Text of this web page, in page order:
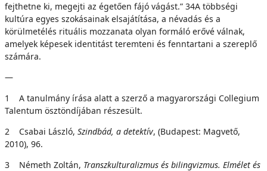
fejthetne ki, megejti az égetően fájó vágást.” 34A többségi
kultúra egyes szokásainak elsajátítása, a névadás és a
körülmetélés rituális mozzanata olyan formáló erővé válnak,
amelyek képesek identitást teremteni és fenntartani a szereplő
számára.
—
1 A tanulmány írása alatt a szerző a magyarországi Collegium
Talentum ösztöndíjában részesült.
2 Csabai László, Szindbád, a detektív, (Budapest: Magvető,
2010), 96.
3 Németh Zoltán, Transzkulturalizmus és bilingvizmus. Elmélet és